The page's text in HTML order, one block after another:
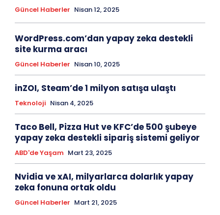
Güncel Haberler Nisan 12, 2025
WordPress.com’dan yapay zeka destekli
site kurma aracı
Güncel Haberler Nisan 10, 2025
inZOI, Steam’de 1 milyon satışa ulaştı
Teknoloji Nisan 4, 2025
Taco Bell, Pizza Hut ve KFC’de 500 şubeye
yapay zeka destekli sipariş sistemi geliyor
ABD'de Yaşam Mart 23, 2025
Nvidia ve xAI, milyarlarca dolarlık yapay
zeka fonuna ortak oldu
Güncel Haberler Mart 21, 2025